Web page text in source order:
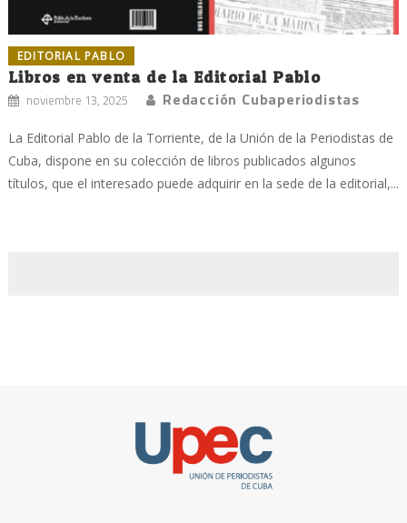
EDITORIAL PABLO
Libros en venta de la Editorial Pablo
noviembre 13, 2025 Redacción Cubaperiodistas
La Editorial Pablo de la Torriente, de la Unión de la Periodistas de
Cuba, dispone en su colección de libros publicados algunos
títulos, que el interesado puede adquirir en la sede de la editorial,...